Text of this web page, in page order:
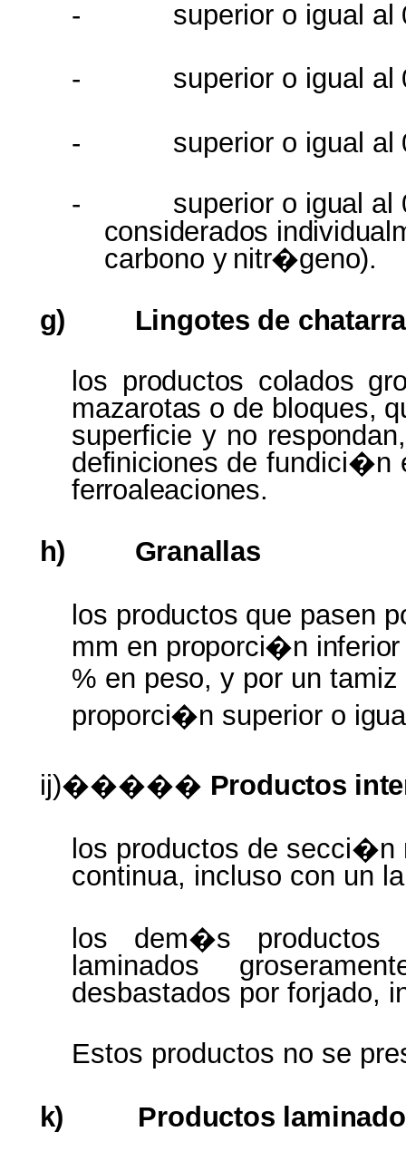
- superior o igual al
- superior o igual al
- superior o igual al
-
superior o igual al
considerados
carbono y nitr�geno).
g)
Lingotes de chatarra
los productos colados
mazarotas o de bloques,
superficie y no
definiciones de fundici�n
ferroaleaciones.
h)
Granallas
los productos que pasen
mm en proporci�n
% en peso, y por un
proporci�n superior o
ij)����� Productos
los productos de secci�n
continua, incluso con un
los dem�s productos
laminados
desbastados por forjado,
Estos productos no se
k)
Productos